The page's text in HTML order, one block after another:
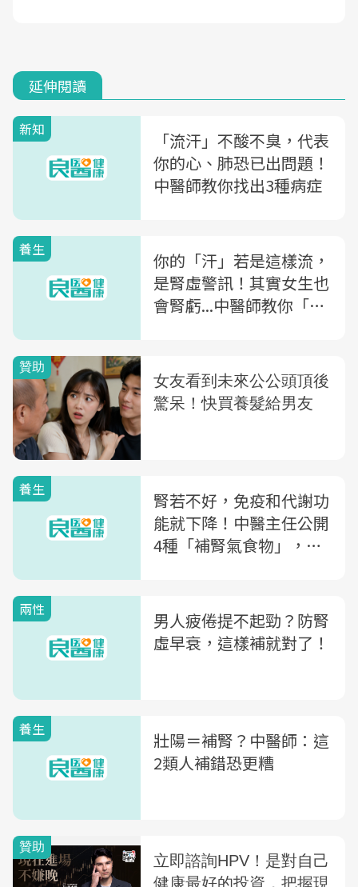
延伸閱讀
新知
「流汗」不酸不臭，代表
你的心、肺恐已出問題！
中醫師教你找出3種病症
養生
你的「汗」若是這樣流，
是腎虛警訊！其實女生也
會腎虧...中醫師教你「護
養生
腎若不好，免疫和代謝功
能就下降！中醫主任公開
4種「補腎氣食物」，怕
兩性
男人疲倦提不起勁？防腎
虛早衰，這樣補就對了！
養生
壯陽＝補腎？中醫師：這
2類人補錯恐更糟